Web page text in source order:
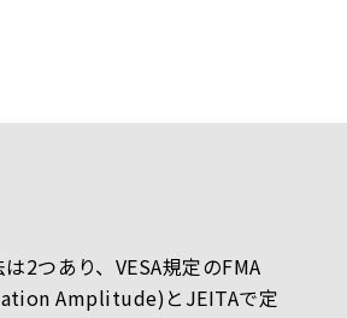
2つあり、VESA規定のFMA
Amplitude)とJEITAで定